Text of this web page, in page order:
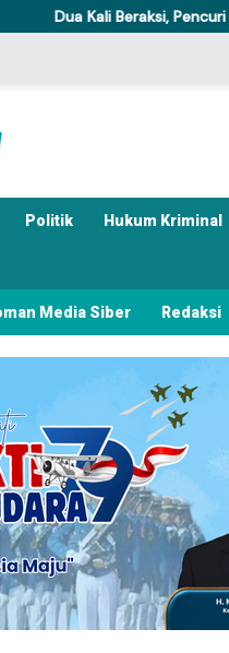
Pencuri Ayam di Torue
Politik Hukum Kriminal
Media Siber Redaksi